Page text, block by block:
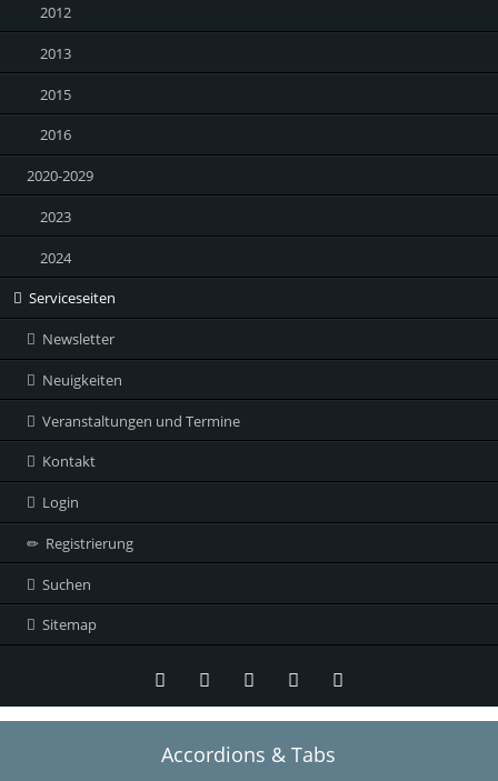
2012
2013
2015
2016
2020-2029
2023
2024
Serviceseiten
Newsletter
Neuigkeiten
Veranstaltungen und Termine
Kontakt
Login
Registrierung
Suchen
Sitemap
TwitterLinkedInInstagramFacebookRSS-
Accordions & Tabs